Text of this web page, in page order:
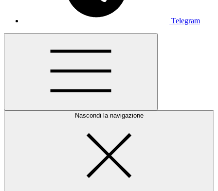
Telegram
Nascondi la navigazione